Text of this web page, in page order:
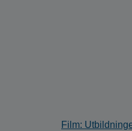
Film: